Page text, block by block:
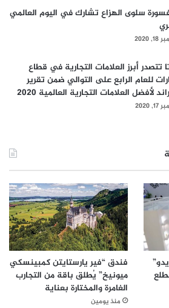
سلوى الهزاع تشارك في اليوم العالمي
2020
تتصدر أبرز العلامات التجارية في قطاع
للعام الرابع على التوالي ضمن تقرير
لأفضل العلامات التجارية العالمية 2020
2020
فندق “فير يارستايتن كمبينسكي
ميونيخ” يُطلق باقة من التجارب
الغامرة والمختارة بعناية
منذ يومين